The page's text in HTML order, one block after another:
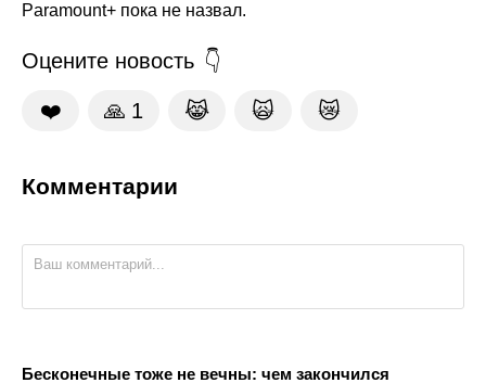
Paramount+ пока не назвал.
Оцените новость
❤️ 🙏 1 😹 🙀 😿
Комментарии
Бесконечные тоже не вечны: чем закончился